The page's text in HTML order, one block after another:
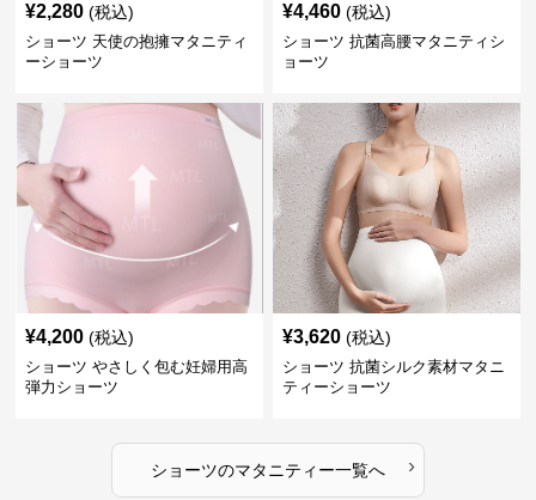
¥2,280 (税込)
ショーツ 天使の抱擁マタニティ
ーショーツ
¥4,460 (税込)
ショーツ 抗菌高腰マタニティシ
ョーツ
¥4,200 (税込)
ショーツ やさしく包む妊婦用高
弾力ショーツ
¥3,620 (税込)
ショーツ 抗菌シルク素材マタニ
ティーショーツ
ショーツのマタニティー一覧へ ›